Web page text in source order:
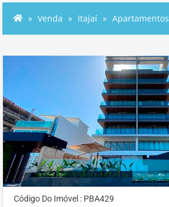
Venda Itajaí Apartamentos
Código Do Imóvel : PBA429